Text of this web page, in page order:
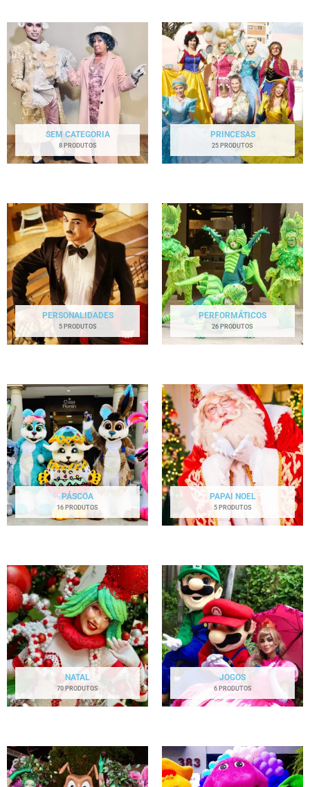
SEM CATEGORIA
8 PRODUTOS
PRINCESAS
25 PRODUTOS
PERSONALIDADES
5 PRODUTOS
PERFORMÁTICOS
26 PRODUTOS
PÁSCOA
16 PRODUTOS
PAPAI NOEL
5 PRODUTOS
NATAL
70 PRODUTOS
JOGOS
6 PRODUTOS